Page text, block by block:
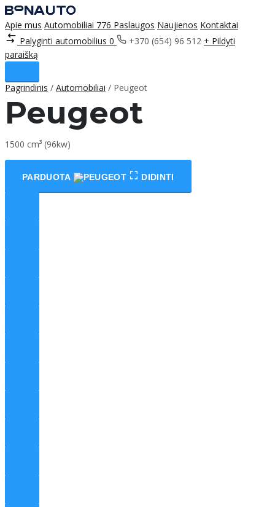
Apie mus Automobiliai 776 Paslaugos Naujienos Kontaktai
Palyginti automobilius 0 +370 (654) 96 512 + Pildyti
paraišką
Pagrindinis / Automobiliai / Peugeot
Peugeot
1500 cm³ (96kw)
PARDUOTA DIDINTI